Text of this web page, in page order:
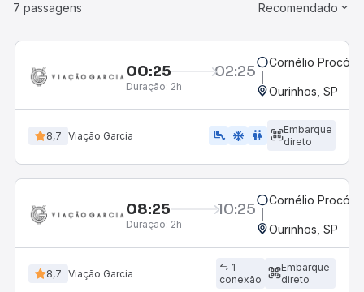
7 passagens Recomendado
00:25 02:25
Duração: 2h
Cornélio
Ourinhos, SP
8,7 Viação Garcia airline_seat_legroom_extra ac_unit WC
Embarque
direto
08:25 10:25
Duração: 2h
Cornélio
Ourinhos, SP
8,7 Viação Garcia
1
conexão
Embarque
direto